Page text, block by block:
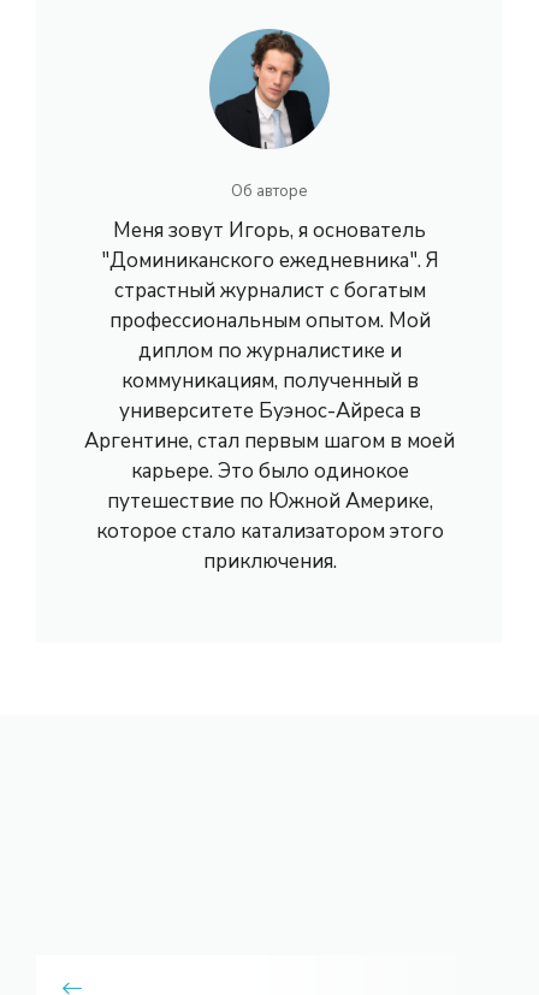
Об авторе
Меня зовут Игорь, я основатель
"Доминиканского ежедневника". Я
страстный журналист с богатым
профессиональным опытом. Мой
диплом по журналистике и
коммуникациям, полученный в
университете Буэнос-Айреса в
Аргентине, стал первым шагом в моей
карьере. Это было одинокое
путешествие по Южной Америке,
которое стало катализатором этого
приключения.